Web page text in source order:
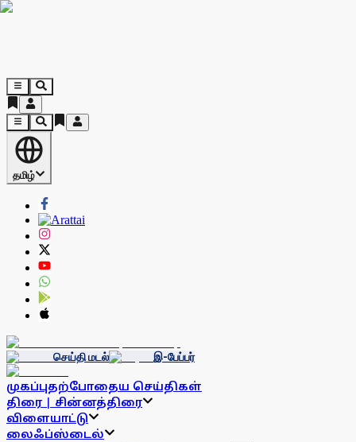
தமிழ்
செய்தி மடல் இ-பேப்பர்
முகப்புதற்போதைய செய்திகள்
திரை | சின்னத்திரை
விளையாட்டு
லைஃப்ஸ்டைல்